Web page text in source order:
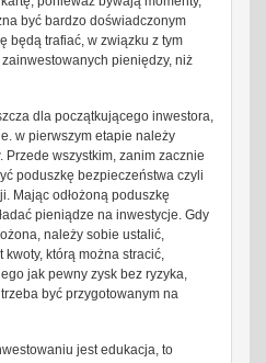
być bardzo doświadczonym
będą trafiać, w związku z tym
pieniędzy, niż
dla początkującego inwestora,
w pierwszym etapie należy
wszystkim, zanim zacznie
poduszkę bezpieczeństwa czyli
Mając odłożoną poduszkę
pieniądze na inwestycje. Gdy
należy sobie ustalić,
którą można stracić,
jak pewny zysk bez ryzyka,
być przygotowanym na
jest edukacja, to